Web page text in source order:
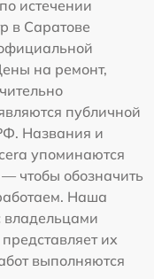
истечении
в Саратове
на ремонт,
публичной
Названия и
упоминаются
чтобы обозначить
Наша
их
выполняются